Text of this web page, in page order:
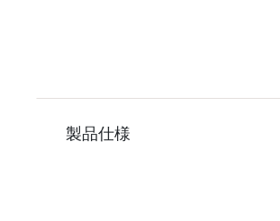
製品仕様